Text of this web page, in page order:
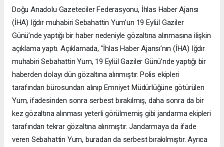
Doğu Anadolu Gazeteciler Federasyonu, İhlas Haber Ajansı
(İHA) Iğdır muhabiri Sebahattin Yum’un 19 Eylül Gaziler
Günü’nde yaptığı bir haber nedeniyle gözaltına alınmasına ilişkin
açıklama yaptı. Açıklamada, "İhlas Haber Ajansı’nın (İHA) Iğdır
muhabiri Sebahattin Yum, 19 Eylül Gaziler Günü’nde yaptığı bir
haberden dolayı dün gözaltına alınmıştır. Polis ekipleri
tarafından bürosundan alınıp Emniyet Müdürlüğüne götürülen
Yum, ifadesinden sonra serbest bırakılmış, daha sonra da bir
kez gözaltına alınması yeterli görülmemiş gibi jandarma ekipleri
tarafından tekrar gözaltına alınmıştır. Jandarmaya da ifade
veren Sebahattin Yum, buradan da serbest bırakılmıştır. Ayrıca